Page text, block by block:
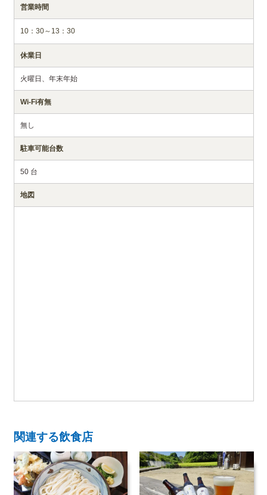
営業時間
10：30～13：30
休業日
火曜日、年末年始
Wi-Fi有無
無し
駐車可能台数
50 台
地図
関連する飲食店